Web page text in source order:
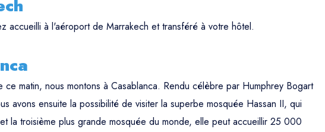
accueilli à l'aéroport de Marrakech et transféré à votre hôtel.
ce matin, nous montons à Casablanca. Rendu célèbre par Humphrey Bogart
avons ensuite la possibilité de visiter la superbe mosquée Hassan II, qui
la troisième plus grande mosquée du monde, elle peut accueillir 25 000